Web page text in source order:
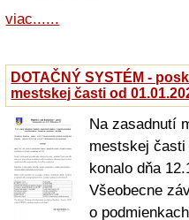
viac......
DOTAČNÝ SYSTÉM -
mestskej časti od
Na zasadnutí
mestskej
konalo dňa
Všeobecne
o